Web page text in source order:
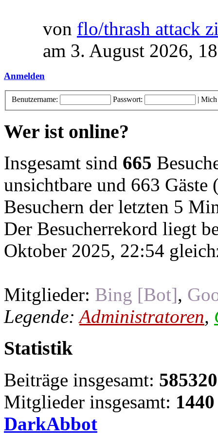
von flo/thrash attack
am 3. August 2026,
Anmelden
Benutzername: Passwort: | Mich
Wer ist online?
Insgesamt sind 665
unsichtbare und 663 Gäste
Besuchern der letzten 5
Der Besucherrekord liegt
Oktober 2025, 22:54
Mitglieder: Bing [Bot],
Legende:Administratoren,
Statistik
Beiträge insgesamt: 585320
Mitglieder insgesamt: 1440
DarkAbbot